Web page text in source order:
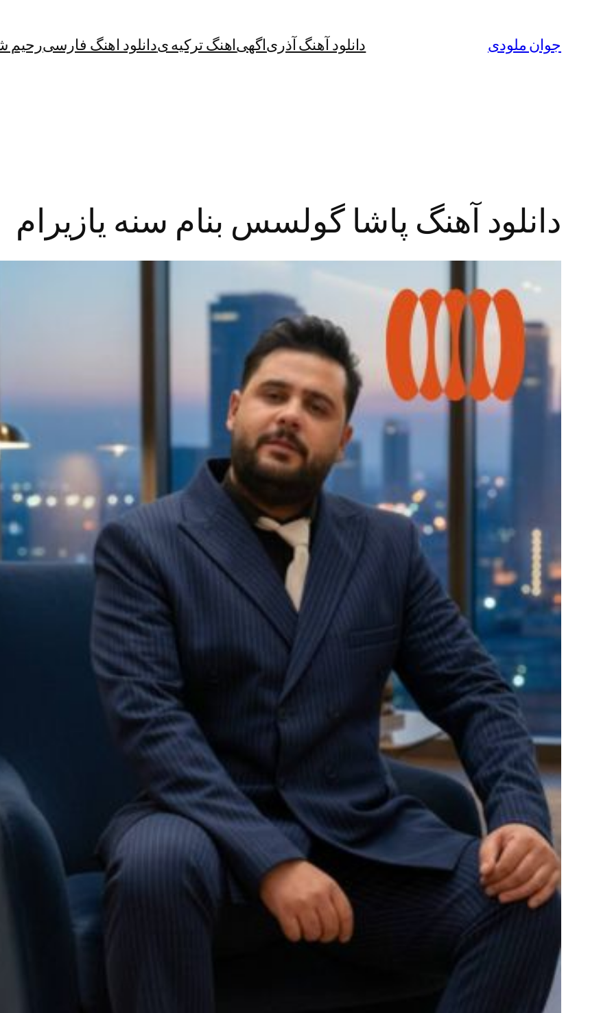
جوان ملودی دانلود آهنگ آذریاگهیاهنگ ترکیه یدانلود اهنگ فارسیرحیم
دانلود آهنگ پاشا گولسس بنام سنه یازیرام